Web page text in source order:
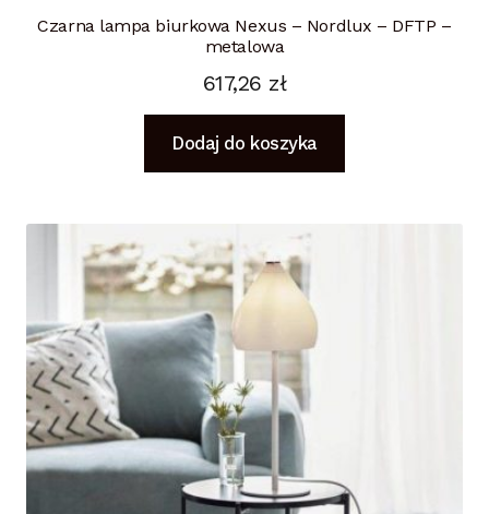
Czarna lampa biurkowa Nexus – Nordlux – DFTP –
metalowa
617,26 zł
Dodaj do koszyka